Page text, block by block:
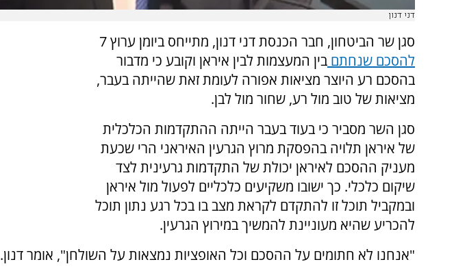
דני דנון
סגן שר הביטחון, חבר הכנסת דני דנון, מתייחס ביומן ערוץ 7
להסכם שנחתם בין המעצמות לבין איראן וקובע כי מדבור
בהסכם רע היוצר מציאות אפורה לעומת זאת שהייתה בעבר,
מציאות של טוב מול רע, שחור מול לבן.
סגן השר מסביר כי בעוד בעבר הייתה ההתקדמות הכלכלית
של איראן תלויה בהפסקת מרוץ הגרעין האיראני הרי שכעת
מעניק ההסכם לאיראן יכולת של התקדמות גרעינית לצד
שיקום כלכלי. כך ישובו משקיעים כלכליים לפעול מול איראן
ובמקביל תוכל זו להתקדם לקראת מצב בו בכל רגע נתון תוכל
להכריע שהיא מעוניינת להמשיך במירוץ הגרעין.
"אנחנו לא חתומים על ההסכם וכל האופציות נמצאות על השולחן", אומר דנון.